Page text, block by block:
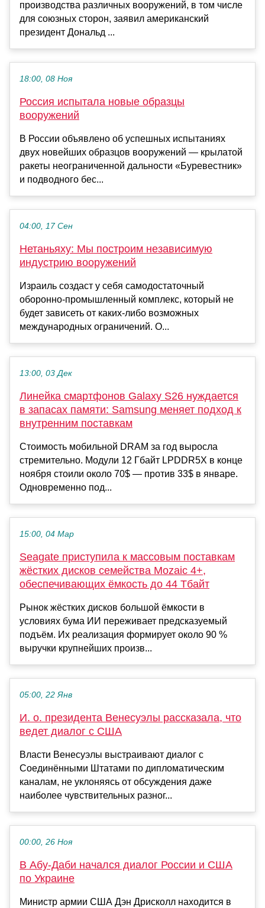
производства различных вооружений, в том числе
для союзных сторон, заявил американский
президент Дональд ...
18:00, 08 Ноя
Россия испытала новые образцы
вооружений
В России объявлено об успешных испытаниях
двух новейших образцов вооружений — крылатой
ракеты неограниченной дальности «Буревестник»
и подводного бес...
04:00, 17 Сен
Нетаньяху: Мы построим независимую
индустрию вооружений
Израиль создаст у себя самодостаточный
оборонно-промышленный комплекс, который не
будет зависеть от каких-либо возможных
международных ограничений. О...
13:00, 03 Дек
Линейка смартфонов Galaxy S26 нуждается
в запасах памяти: Samsung меняет подход к
внутренним поставкам
Стоимость мобильной DRAM за год выросла
стремительно. Модули 12 Гбайт LPDDR5X в конце
ноября стоили около 70$ — против 33$ в январе.
Одновременно под...
15:00, 04 Мар
Seagate приступила к массовым поставкам
жёстких дисков семейства Mozaic 4+,
обеспечивающих ёмкость до 44 Тбайт
Рынок жёстких дисков большой ёмкости в
условиях бума ИИ переживает предсказуемый
подъём. Их реализация формирует около 90 %
выручки крупнейших произв...
05:00, 22 Янв
И. о. президента Венесуэлы рассказала, что
ведет диалог с США
Власти Венесуэлы выстраивают диалог с
Соединёнными Штатами по дипломатическим
каналам, не уклоняясь от обсуждения даже
наиболее чувствительных разног...
00:00, 26 Ноя
В Абу-Даби начался диалог России и США
по Украине
Министр армии США Дэн Дрисколл находится в